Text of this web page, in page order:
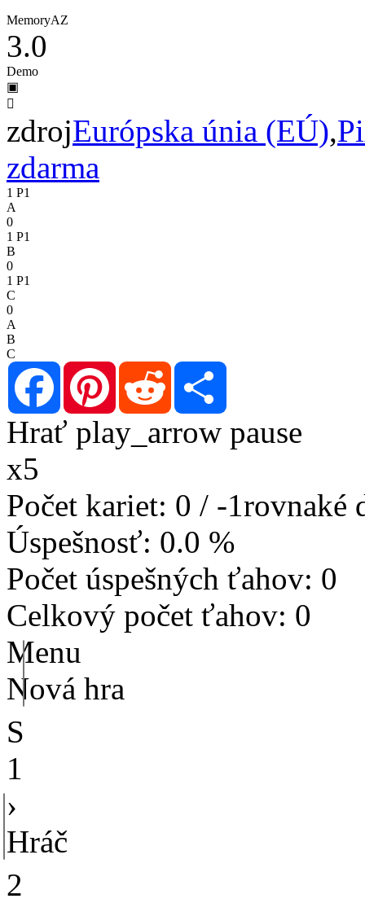
MemoryAZ
3.0
Demo
▣

zdrojEurópska únia (EÚ),
zdarma
1 P1
A
0
1 P1
B
0
1 P1
C
0
A
B
C
Facebook
Pinterest Reddit
Hrať play_arrow pause
x5
Počet kariet: 0 / -1rovnaké
Úspešnosť: 0.0 %
Počet úspešných ťahov: 0
Celkový počet ťahov: 0
Menu
Nová hra
S
1
›
Hráč
2